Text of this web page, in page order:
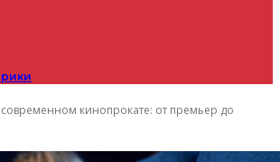
кинопрокате: от премьер до